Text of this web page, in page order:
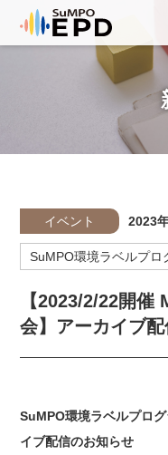
イベント 2023
SuMPO環境ラベルプロ
【2023/2/22開催
会】アーカイブ
SuMPO環境ラベルプロ
イブ配信のお知らせ